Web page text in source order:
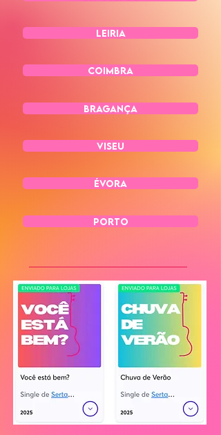
LEIRIA
COIMBRA
BRAGANÇA
VISEU
ÉVORA
PORTO